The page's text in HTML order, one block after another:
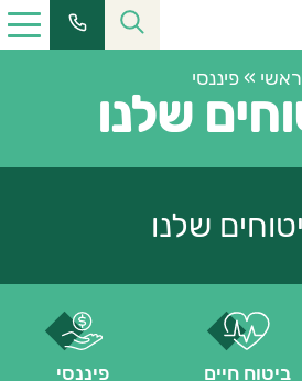
ראשי »פיננסי
שלנו
שלנו
ביטוח חיים פיננסי